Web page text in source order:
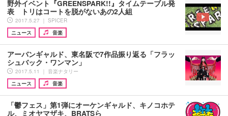
野外イベント『GREENSPARK!!』タイムテーブル発
表 トリはコートを脱がないあの2人組
2017.5.27 ｜ SPICER
ニュース
音楽
アーバンギャルド、東名阪で7作品振り返る「フラッ
シュバック・ワンマン」
2017.5.11 ｜ 音楽ナタリー
ニュース
音楽
「鬱フェス」第1弾にオーケンギャルド、キノコホテ
ル、ミオヤマザキ、BRATSら